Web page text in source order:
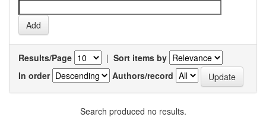
Results/Page | Sort items by
In order
Authors/record
Search produced no results.